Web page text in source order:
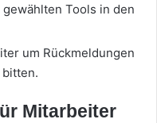
Tools in den
um Rückmeldungen
Mitarbeiter